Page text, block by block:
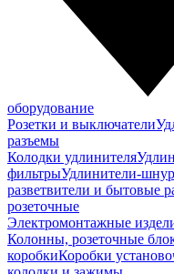
оборудование
Розетки и выключатели
разъемы
Колодки удлинителя
фильтрыУдлинители-
разветвители и бытовые
розеточные
Электромонтажные
Колонны, розеточные
коробкиКоробки